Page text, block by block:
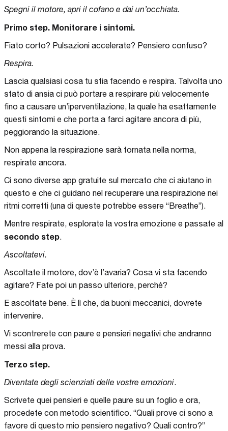
Spegni il motore, apri il cofano e dai un’occhiata.
Primo step. Monitorare i sintomi.
Fiato corto? Pulsazioni accelerate? Pensiero confuso?
Respira.
Lascia qualsiasi cosa tu stia facendo e respira. Talvolta uno
stato di ansia ci può portare a respirare più velocemente
fino a causare un’iperventilazione, la quale ha esattamente
questi sintomi e che porta a farci agitare ancora di più,
peggiorando la situazione.
Non appena la respirazione sarà tornata nella norma,
respirate ancora.
Ci sono diverse app gratuite sul mercato che ci aiutano in
questo e che ci guidano nel recuperare una respirazione nei
ritmi corretti (una di queste potrebbe essere “Breathe”).
Mentre respirate, esplorate la vostra emozione e passate al
secondo step.
Ascoltatevi.
Ascoltate il motore, dov’è l’avaria? Cosa vi sta facendo
agitare? Fate poi un passo ulteriore, perché?
E ascoltate bene. È lì che, da buoni meccanici, dovrete
intervenire.
Vi scontrerete con paure e pensieri negativi che andranno
messi alla prova.
Terzo step.
Diventate degli scienziati delle vostre emozioni.
Scrivete quei pensieri e quelle paure su un foglio e ora,
procedete con metodo scientifico. “Quali prove ci sono a
favore di questo mio pensiero negativo? Quali contro?”